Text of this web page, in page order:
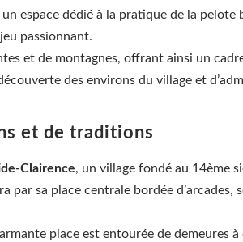
espace dédié à la pratique de la
passionnant.
et de montagnes, offrant ainsi un
des environs du village et
et de traditions
Clairence, un village fondé au 14ème
sa place centrale bordée d’arcades,
place est entourée de demeures à